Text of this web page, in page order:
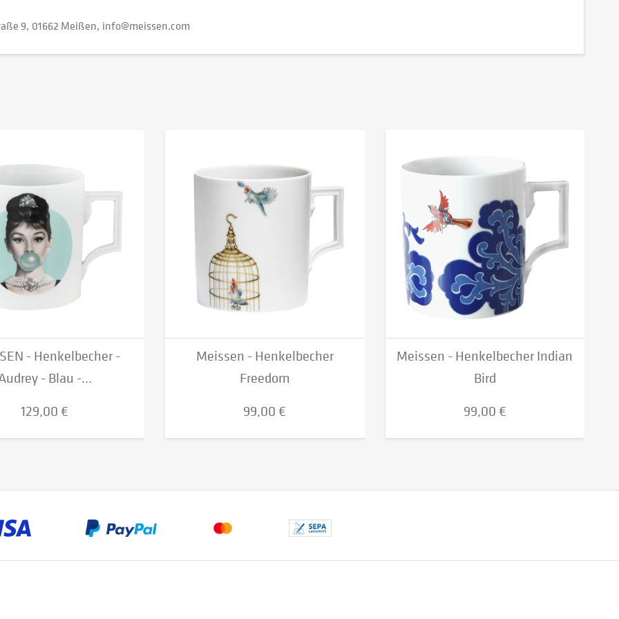
9 01662 Meißen info@meissen.com
- Henkelbecher -
- Blau -...
129,00 €
Meissen - Henkelbecher
Freedom
99,00 €
Meissen - Henkelbecher Indian
Bird
99,00 €